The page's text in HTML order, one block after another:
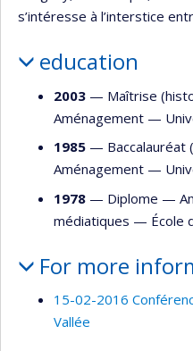
s’intéresse à l’interstice
education
2003 — Maîtrise
Aménagement —
1985 — Baccalauréat
Aménagement —
1978 — Diplome —
médiatiques — École
For more
15-02-2016
Vallée